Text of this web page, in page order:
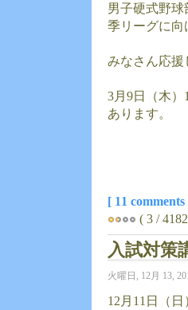
男子硬式野
季リーグに
みなさん応援
3月9日（木
あります。
[ 11 comments
( 3 /
入試対策
火曜日, 12月 13,
12月11日（